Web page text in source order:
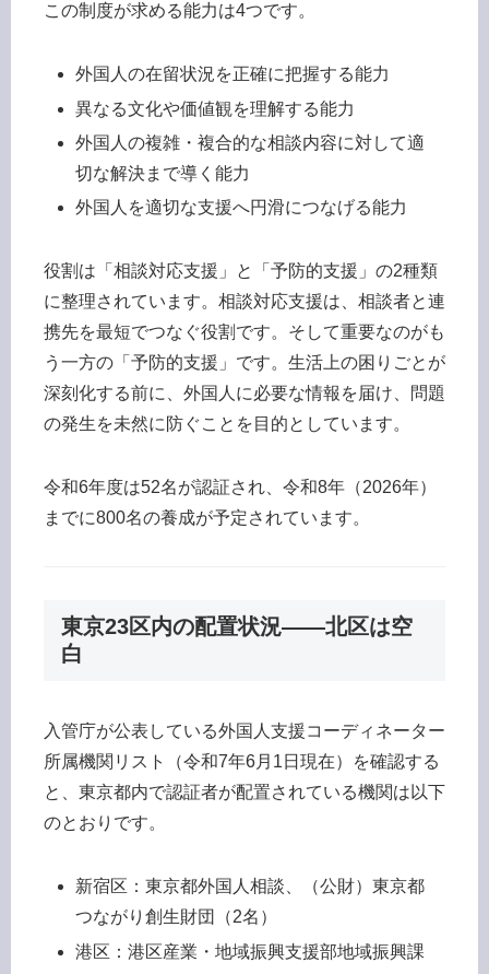
この制度が求める能力は4つです。
外国人の在留状況を正確に把握する能力
異なる文化や価値観を理解する能力
外国人の複雑・複合的な相談内容に対して適
切な解決まで導く能力
外国人を適切な支援へ円滑につなげる能力
役割は「相談対応支援」と「予防的支援」の2種類
に整理されています。相談対応支援は、相談者と連
携先を最短でつなぐ役割です。そして重要なのがも
う一方の「予防的支援」です。生活上の困りごとが
深刻化する前に、外国人に必要な情報を届け、問題
の発生を未然に防ぐことを目的としています。
令和6年度は52名が認証され、令和8年（2026年）
までに800名の養成が予定されています。
東京23区内の配置状況——北区は空
白
入管庁が公表している外国人支援コーディネーター
所属機関リスト（令和7年6月1日現在）を確認する
と、東京都内で認証者が配置されている機関は以下
のとおりです。
新宿区：東京都外国人相談、（公財）東京都
つながり創生財団（2名）
港区：港区産業・地域振興支援部地域振興課